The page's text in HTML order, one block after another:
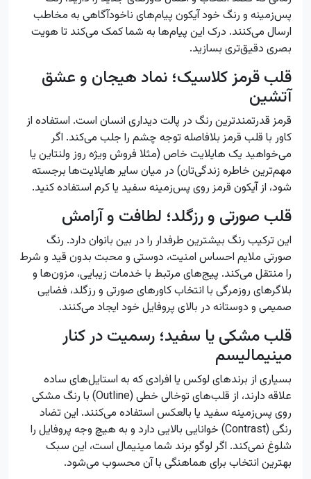
پس‌زمینه و رنگ خود آیکون پیام‌های ناخودآگاهی به مخاطب
ارسال می‌کنند. درک این پیام‌ها به شما کمک می‌کند تا هویت
بصری دقیق‌تری بسازید.
قلب قرمز کلاسیک؛ نماد هیجان و عشق
آتشین
قرمز قدرتمندترین رنگ در پالت دیداری انسان است. استفاده از
کاور با قلب قرمز بلافاصله توجه چشم را جلب می‌کند. اگر
می‌خواهید یک هایلایت خاص (مثلا فروش ویژه روز ولنتاین یا
مهم‌ترین خاطره زندگی‌تان) در میان سایر هایلایت‌ها برجسته
شود، از آیکون قرمز روی پس‌زمینه سفید یا کرم استفاده کنید.
قلب صورتی و رزگلد؛ لطافت و آرامش
این ترکیب رنگ بیشترین طرفدار را در بین بانوان دارد. رنگ
صورتی ملایم احساس امنیت، دوستی و محبت بدون قید و شرط
را منتقل می‌کند. پیج‌های مرتبط با خدمات زیبایی، مزون‌ها و
بلاگرهای روزمرگی با انتخاب کاورهای صورتی و رزگلد، فضایی
صمیمی و دوستانه در بالای پروفایل خود ایجاد می‌کنند.
قلب مشکی یا سفید؛ رسمیت در کنار
مینیمالیسم
بسیاری از برندهای لوکس یا افرادی که به استایل‌های ساده
علاقه دارند، از قلب‌های توخالی خطی (Outline) با رنگ مشکی
روی پس‌زمینه سفید یا بالعکس استفاده می‌کنند. این تضاد
رنگی (Contrast) خوانایی بالایی دارد و به هیچ وجه پروفایل را
شلوغ نمی‌کند. اگر لوگو برند شما مینیمال است، این سبک
بهترین انتخاب برای هماهنگی با آن محسوب می‌شود.